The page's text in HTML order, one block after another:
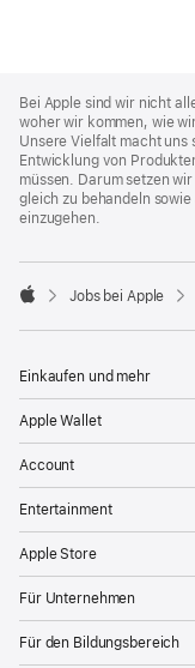
Footer
Bei Apple sind wir nicht
woher wir kommen, wie
Unsere Vielfalt macht uns
Entwicklung von
müssen. Darum setzen
gleich zu behandeln
einzugehen.

Jobs bei Apple
Einkaufen und mehr
Apple Wallet
Account
Entertainment
Apple Store
Für Unternehmen
Für den Bildungsbereich